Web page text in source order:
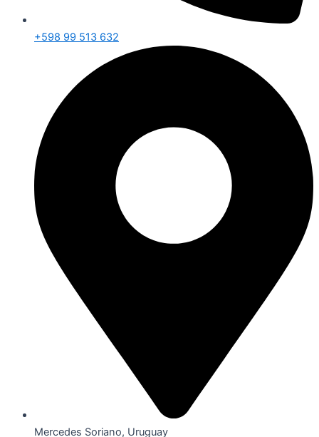
+598 99 513 632
Mercedes Soriano, Uruguay